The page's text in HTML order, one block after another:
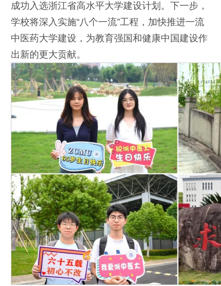
成功入选浙江省高水平大学建设计划。下一步，
学校将深入实施“八个一流”工程，加快推进一流
中医药大学建设，为教育强国和健康中国建设作
出新的更大贡献。